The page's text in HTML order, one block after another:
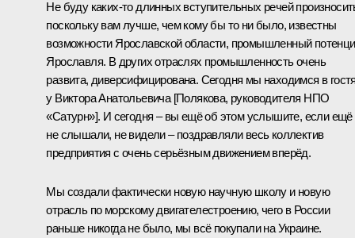
Не буду каких-то длинных вступительных речей
поскольку вам лучше, чем кому бы то ни было, известны
возможности Ярославской области, промышленный
Ярославля. В других отраслях промышленность очень
развита, диверсифицирована. Сегодня мы находимся в
у Виктора Анатольевича [Полякова, руководителя НПО
«Сатурн»]. И сегодня – вы ещё об этом услышите, если ещё
не слышали, не видели – поздравляли весь коллектив
предприятия с очень серьёзным движением вперёд.
Мы создали фактически новую научную школу и новую
отрасль по морскому двигателестроению, чего в России
раньше никогда не было, мы всё покупали на Украине.